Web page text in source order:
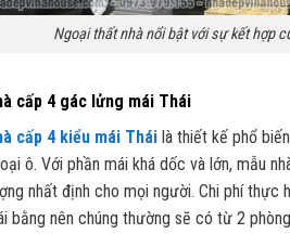
Ngoại thất nhà nổi bật với sự kết hợp
cấp 4 gác lửng mái Thái
cấp 4 kiểu mái Thái là thiết kế phổ
ô. Với phần mái khá dốc và lớn, mẫu
nhất định cho mọi người. Chi phí thực
bằng nên chúng thường sẽ có từ 2